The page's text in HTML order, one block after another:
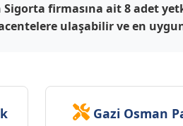
Sigorta firmasına ait 8 adet
ulaşabilir ve en
Gazi Osman